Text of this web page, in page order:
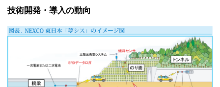
技術開発・導入の動向